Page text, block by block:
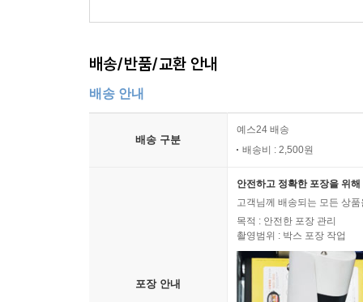
배송/반품/교환 안내
배송 안내
배송 구분
예스24 배송
배송비 : 2,500원
포장 안내
안전하고 정확한 포장을 위
고객님께 배송되는 모든 상
목적 : 안전한 포장 관리
촬영범위 : 박스 포장 작업